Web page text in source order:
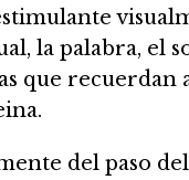
la palabra, el
que recuerdan
del paso